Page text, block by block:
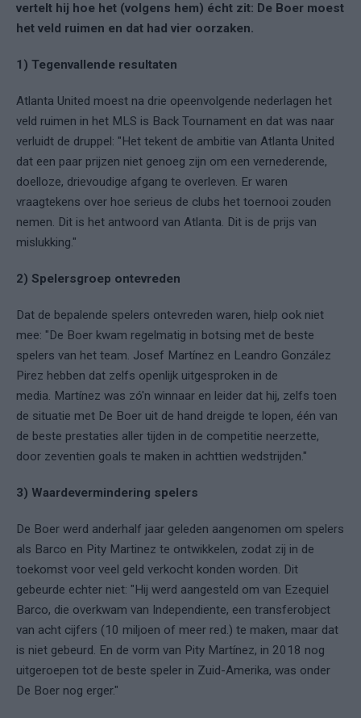
vertelt hij hoe het (volgens hem) écht zit: De Boer moest
het veld ruimen en dat had vier oorzaken.
1) Tegenvallende resultaten
Atlanta United moest na drie opeenvolgende nederlagen het
veld ruimen in het MLS is Back Tournament en dat was naar
verluidt de druppel: "Het tekent de ambitie van Atlanta United
dat een paar prijzen niet genoeg zijn om een vernederende,
doelloze, drievoudige afgang te overleven. Er waren
vraagtekens over hoe serieus de clubs het toernooi zouden
nemen. Dit is het antwoord van Atlanta. Dit is de prijs van
mislukking."
2) Spelersgroep ontevreden
Dat de bepalende spelers ontevreden waren, hielp ook niet
mee: "De Boer kwam regelmatig in botsing met de beste
spelers van het team. Josef Martínez en Leandro González
Pirez hebben dat zelfs openlijk uitgesproken in de
media. Martínez was zó'n winnaar en leider dat hij, zelfs toen
de situatie met De Boer uit de hand dreigde te lopen, één van
de beste prestaties aller tijden in de competitie neerzette,
door zeventien goals te maken in achttien wedstrijden."
3) Waardevermindering spelers
De Boer werd anderhalf jaar geleden aangenomen om spelers
als Barco en Pity Martinez te ontwikkelen, zodat zij in de
toekomst voor veel geld verkocht konden worden. Dit
gebeurde echter niet: "Hij werd aangesteld om van Ezequiel
Barco, die overkwam van Independiente, een transferobject
van acht cijfers (10 miljoen of meer red.) te maken, maar dat
is niet gebeurd. En de vorm van Pity Martínez, in 2018 nog
uitgeroepen tot de beste speler in Zuid-Amerika, was onder
De Boer nog erger."